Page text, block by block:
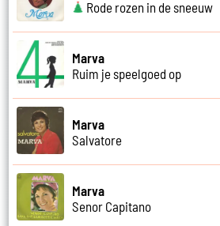
Rode rozen in de sneeuw
Marva
Ruim je speelgoed op
Marva
Salvatore
Marva
Senor Capitano